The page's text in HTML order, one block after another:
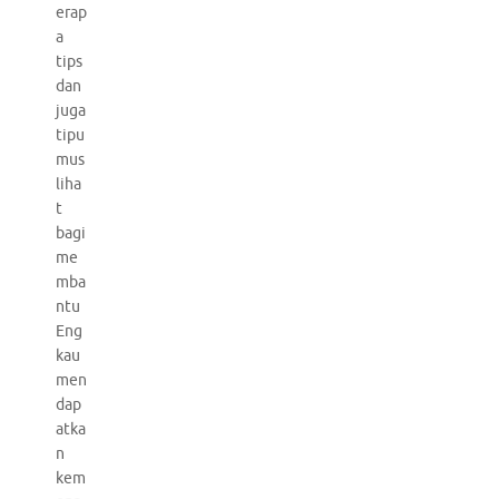
erap
a
tips
dan
juga
tipu
mus
liha
t
bagi
me
mba
ntu
Eng
kau
men
dap
atka
n
kem